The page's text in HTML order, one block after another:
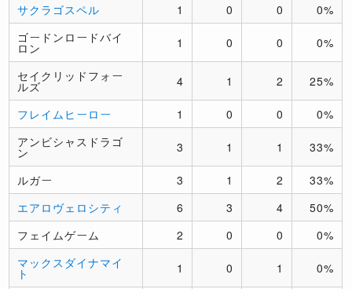
サクラゴスペル
1 0 0
0%
ゴードンロードバイ
ロン 1 0 0 0%
セイクリッドフォー
ルズ 4 1 2 25%
フレイムヒーロー 1 0 0
0%
アンビシャスドラゴ
ン 3 1 1 33%
ルガー 3 1 2
33%
エアロヴェロシティ
6 3 4
50%
フェイムゲーム
2 0 0
0%
マックスダイナマイ
ト 1 0 1 0%